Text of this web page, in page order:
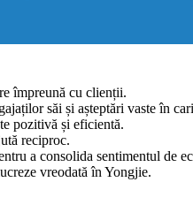
împreună cu clienții.
săi și așteptări vaste în
pozitivă și eficientă.
reciproc.
a consolida sentimentul de
vreodată în Yongjie.